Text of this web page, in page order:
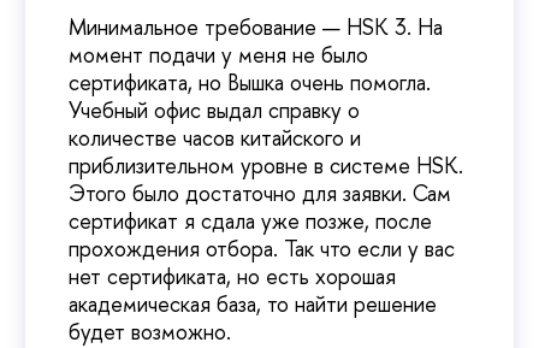
Минимальное требование — HSK 3. На
момент подачи у меня не было
сертификата, но Вышка очень помогла.
Учебный офис выдал справку о
количестве часов китайского и
приблизительном уровне в системе HSK.
Этого было достаточно для заявки. Сам
сертификат я сдала уже позже, после
прохождения отбора. Так что если у вас
нет сертификата, но есть хорошая
академическая база, то найти решение
будет возможно.